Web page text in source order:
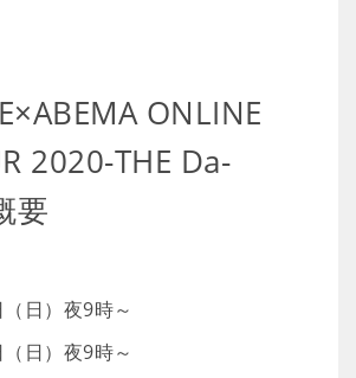
ONLINE
2020-THE Da-
要
日）夜9時～
日）夜9時～